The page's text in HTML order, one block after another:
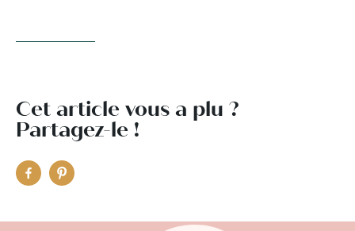
Cet article vous a plu ?
Partagez-le !